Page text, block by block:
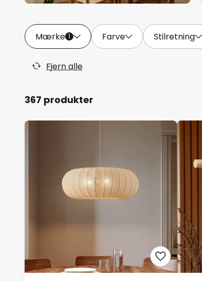
Mærke 1 Farve Stilretning
Fjern alle
367 produkter